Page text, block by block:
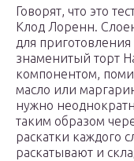
Говорят, что это
Клод Лоренн.
для
знаменитый торт
компонентом,
масло или
нужно
таким образом
раскатки каждого
раскатывают и